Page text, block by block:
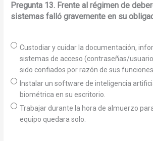
Pregunta 13. Frente al régimen de
sistemas falló gravemente en su
Custodiar y cuidar la documentación,
sistemas de acceso (contraseñas/
sido confiados por razón de sus
Instalar un software de inteligencia
biométrica en su escritorio.
Trabajar durante la hora de almuerzo
equipo quedara solo.